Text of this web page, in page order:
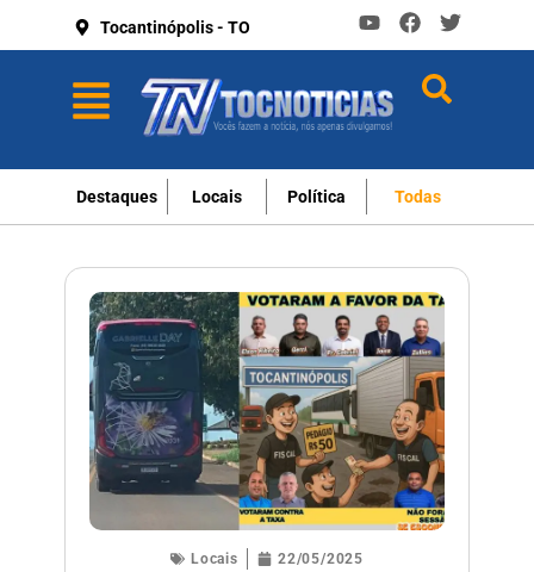
Tocantinópolis - TO
Destaques Locais Política Todas
Locais 22/05/2025